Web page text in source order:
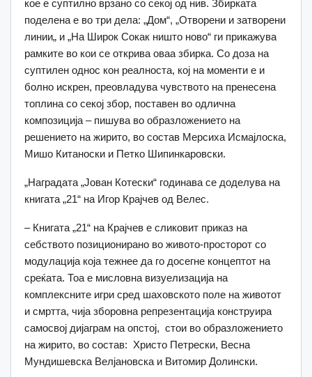
кое е суптилно врзано со секој од нив. Збирката
поделена е во три дела: „Дом“, „Отворени и затворени
линии„ и „На Широк Сокак ништо ново“ ги прикажува
рамките во кои се открива оваа збирка. Со доза на
суптилен однос кон реалноста, кој на моменти е и
болно искрен, преовладува чувството на пренесена
топлина со секој збор, поставен во одлична
композиција – пишува во образложението на
решението на жирито, во состав Мерсиха Исмајлоска,
Мишо Китаноски и Петко Шипинкаровски.
„Наградата „Јован Котески“ годинава се доделува на
книгата „21“ на Игор Крајчев од Велес.
– Книгата „21“ на Крајчев е сликовит приказ на
себството позиционирано во живото-просторот со
модулација која тежнее да го досегне концептот на
среќата. Тоа е мисловна визуелизација на
комплексните игри сред шаховското поле на животот
и смртта, чија зборовна репрезентација конструира
самосвој дијаграм на опстој, стои во образложението
на жирито, во состав: Христо Петрески, Весна
Мундишевска Велјановска и Витомир Долински.